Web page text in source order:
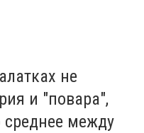
не
и "повара",
среднее между